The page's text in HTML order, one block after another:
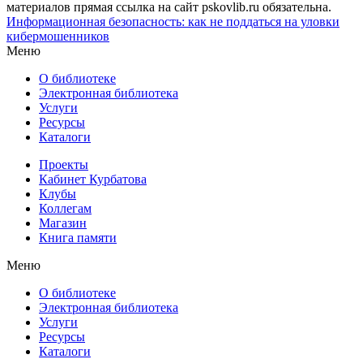
материалов прямая ссылка на сайт pskovlib.ru обязательна.
Информационная безопасность: как не поддаться на уловки
кибермошенников
Меню
О библиотеке
Электронная библиотека
Услуги
Ресурсы
Каталоги
Проекты
Кабинет Курбатова
Клубы
Коллегам
Магазин
Книга памяти
Меню
О библиотеке
Электронная библиотека
Услуги
Ресурсы
Каталоги